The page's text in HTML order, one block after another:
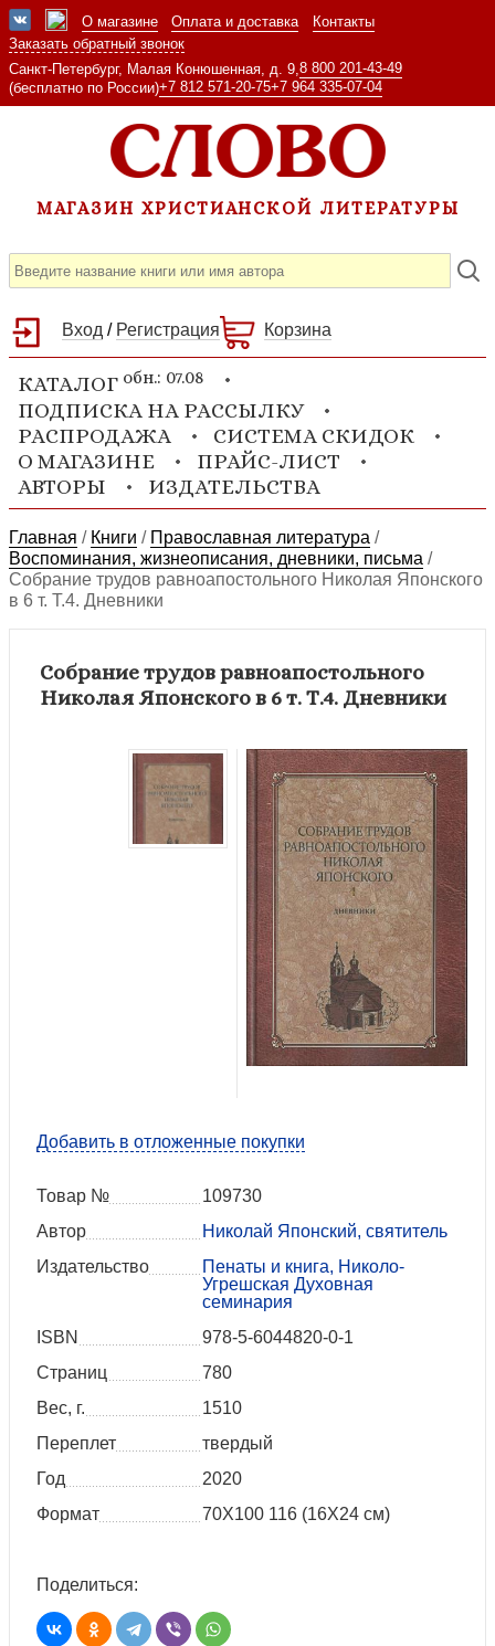
О магазине Оплата и доставка
Контакты
Заказать обратный звонок
Санкт-Петербург, Малая Конюшенная, д. 9, 8 800 201-43-49
(бесплатно по России)+7 812 571-20-75+7 964 335-07-04
МАГАЗИН ХРИСТИАНСКОЙ ЛИТЕРАТУРЫ
Вход / Регистрация Корзина
КАТАЛОГ обн.: 07.08
ПОДПИСКА НА РАССЫЛКУ
РАСПРОДАЖА
СИСТЕМА СКИДОК
О МАГАЗИНЕ
ПРАЙС-ЛИСТ
АВТОРЫ
ИЗДАТЕЛЬСТВА
Главная / Книги / Православная литература /
Воспоминания, жизнеописания, дневники, письма /
Собрание трудов равноапостольного Николая Японского
в 6 т. Т.4. Дневники
Собрание трудов равноапостольного
Николая Японского в 6 т. Т.4. Дневники
Добавить в отложенные покупки
Товар №
109730
Автор
Николай Японский, святитель
Издательство
Пенаты и книга, Николо-
Угрешская Духовная
семинария
ISBN
978-5-6044820-0-1
Страниц
780
Вес, г.
1510
Переплет
твердый
Год
2020
Формат
70Х100 116 (16X24 см)
Поделиться: